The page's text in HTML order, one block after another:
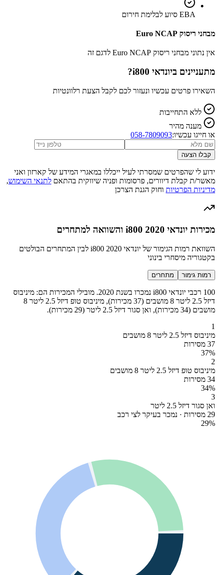
EBA סיוע לבלימת חירום
מבחני ריסוק Euro NCAP
אין נתוני מבחני ריסוק Euro NCAP לדגם זה
מתעניינים ביונדאי i800 ?
השאירו פרטים עכשיו ונעזור לכם לקבל הצעת רלוונטיות
ללא התחייבות
מענה מהיר
או חייגו עכשיו:058-7809093
קבלו הצעה
ידוע לי שהפרטים שמסרתי לעיל ייכללו במאגרי המידע של קארזון ואני
מאשר/ת קבלת דיוורים, פרסומות ופניה שיווקית בהתאם לתנאי השימוש,
מדיניות הפרטיות וחוק הגנת הצרכן
מכירות יונדאי i800 2020 והשוואה למתחרים
השוואת רמות הגימור של יונדאי i800 2020 לבין המתחרים הבולטים
בקטגוריה מיסחרי בינוני
רמות גימור מתחרים
100 רכבי יונדאי i800 נמכרו בשנת 2020. מובילי המכירות הם: מיניבוס
דיזל 2.5 ליטר 8 מושבים (37 מכירות), מיניבוס טופ דיזל 2.5 ליטר 8
מושבים (34 מכירות), ואן סגור דיזל 2.5 ליטר (29 מכירות).
1
מיניבוס דיזל 2.5 ליטר 8 מושבים
37 מסירות
37%
2
מיניבוס טופ דיזל 2.5 ליטר 8 מושבים
34 מסירות
34%
3
ואן סגור דיזל 2.5 ליטר
29 מסירות · נמכר בעיקר לצי רכב
29%